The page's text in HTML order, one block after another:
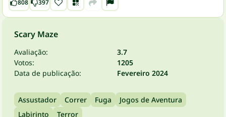
808 397
Scary Maze
Avaliação:
3.7
Votos:
1205
Data de publicação:
Fevereiro 2024
Assustador Correr Fuga
Jogos de Aventura
Labirinto
Terror